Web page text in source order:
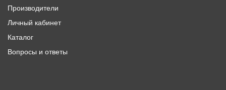
Производители
Личный кабинет
Каталог
Вопросы и ответы